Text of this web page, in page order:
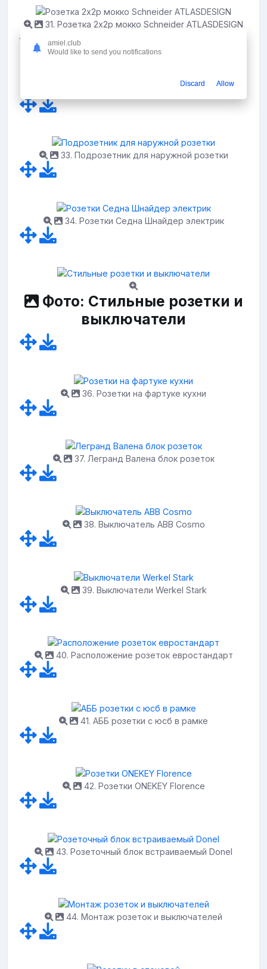
31. Розетка 2х2р мокко Schneider ATLASDESIGN
33. Подрозетник для наружной розетки
34. Розетки Седна Шнайдер электрик
Фото: Стильные розетки и
выключатели
36. Розетки на фартуке кухни
37. Легранд Валена блок розеток
38. Выключатель ABB Cosmo
39. Выключатели Werkel Stark
40. Расположение розеток евростандарт
41. АББ розетки с юсб в рамке
42. Розетки ONEKEY Florence
43. Розеточный блок встраиваемый Donel
44. Монтаж розеток и выключателей
amiel.club
Would like to send you notifications
Discard Allow